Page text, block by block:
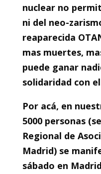
nuclear no
ni del neo-
reaparecida
mas muertes,
puede ganar
solidaridad con
Por acá, en
5000 personas
Regional de
Madrid) se
sábado en